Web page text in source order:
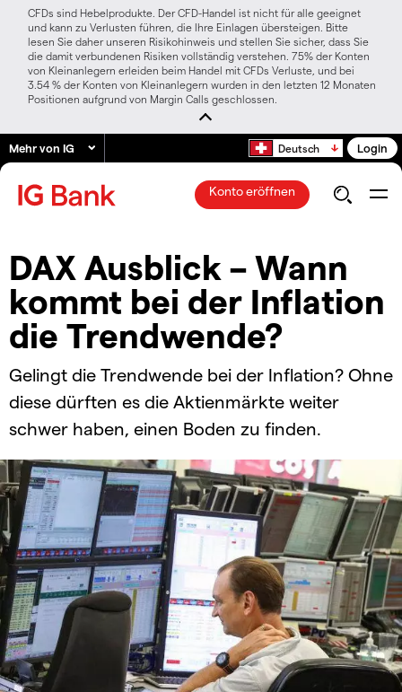
CFDs sind Hebelprodukte. Der CFD-Handel ist nicht für alle geeignet
und kann zu Verlusten führen, die Ihre Einlagen übersteigen. Bitte
lesen Sie daher unseren Risikohinweis und stellen Sie sicher, dass Sie
die damit verbundenen Risiken vollständig verstehen. 75% der Konten
von Kleinanlegern erleiden beim Handel mit CFDs Verluste, und bei
3.54 % der Konten von Kleinanlegern wurden in den letzten 12 Monaten
Positionen aufgrund von Margin Calls geschlossen.
Mehr von IG Deutsch Login
Konto eröffnen
DAX Ausblick – Wann
kommt bei der Inflation
die Trendwende?
Gelingt die Trendwende bei der Inflation? Ohne
diese dürften es die Aktienmärkte weiter
schwer haben, einen Boden zu finden.